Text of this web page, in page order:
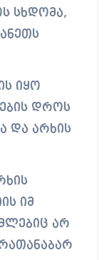
სხდომა,
იყო
დროს
და არხის
იმ
არ